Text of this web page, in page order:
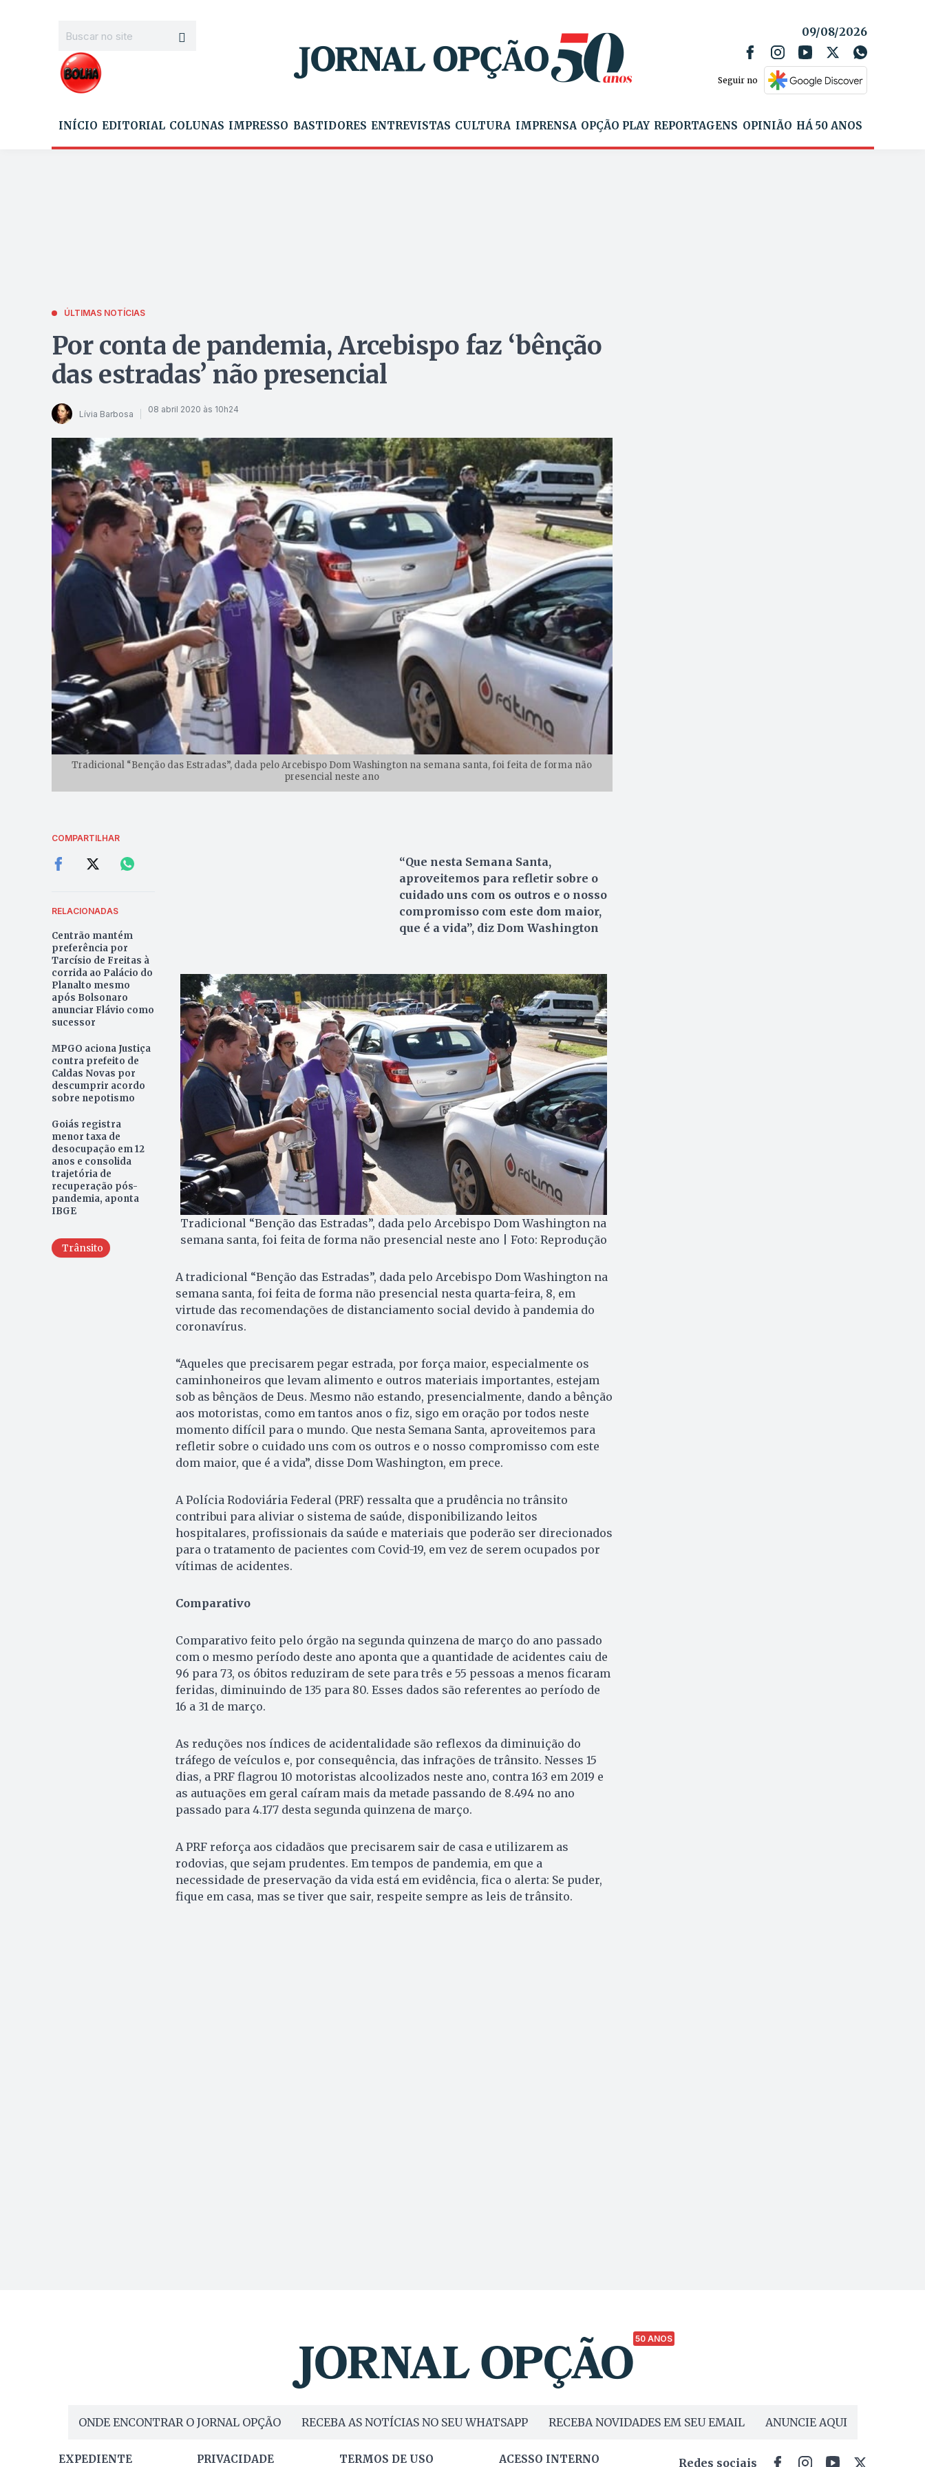
09/08/2026
Seguir no
INÍCIO EDITORIAL COLUNAS IMPRESSO BASTIDORES ENTREVISTAS CULTURA IMPRENSA OPÇÃO PLAY REPORTAGENS OPINIÃO HÁ 50 ANOS
ÚLTIMAS NOTÍCIAS
Por conta de pandemia, Arcebispo faz ‘bênção
das estradas’ não presencial
Lívia Barbosa 08 abril 2020 às 10h24
Tradicional “Benção das Estradas”, dada pelo Arcebispo Dom Washington na semana santa, foi feita de forma não
presencial neste ano
COMPARTILHAR
RELACIONADAS
Centrão mantém
preferência por
Tarcísio de Freitas à
corrida ao Palácio do
Planalto mesmo
após Bolsonaro
anunciar Flávio como
sucessor
MPGO aciona Justiça
contra prefeito de
Caldas Novas por
descumprir acordo
sobre nepotismo
Goiás registra
menor taxa de
desocupação em 12
anos e consolida
trajetória de
recuperação pós-
pandemia, aponta
IBGE
Trânsito
“Que nesta Semana Santa,
aproveitemos para refletir sobre o
cuidado uns com os outros e o nosso
compromisso com este dom maior,
que é a vida”, diz Dom Washington
Tradicional “Benção das Estradas”, dada pelo Arcebispo Dom Washington na
semana santa, foi feita de forma não presencial neste ano | Foto: Reprodução
A tradicional “Benção das Estradas”, dada pelo Arcebispo Dom Washington na
semana santa, foi feita de forma não presencial nesta quarta-feira, 8, em
virtude das recomendações de distanciamento social devido à pandemia do
coronavírus.
“Aqueles que precisarem pegar estrada, por força maior, especialmente os
caminhoneiros que levam alimento e outros materiais importantes, estejam
sob as bênçãos de Deus. Mesmo não estando, presencialmente, dando a bênção
aos motoristas, como em tantos anos o fiz, sigo em oração por todos neste
momento difícil para o mundo. Que nesta Semana Santa, aproveitemos para
refletir sobre o cuidado uns com os outros e o nosso compromisso com este
dom maior, que é a vida”, disse Dom Washington, em prece.
A Polícia Rodoviária Federal (PRF) ressalta que a prudência no trânsito
contribui para aliviar o sistema de saúde, disponibilizando leitos
hospitalares, profissionais da saúde e materiais que poderão ser direcionados
para o tratamento de pacientes com Covid-19, em vez de serem ocupados por
vítimas de acidentes.
Comparativo
Comparativo feito pelo órgão na segunda quinzena de março do ano passado
com o mesmo período deste ano aponta que a quantidade de acidentes caiu de
96 para 73, os óbitos reduziram de sete para três e 55 pessoas a menos ficaram
feridas, diminuindo de 135 para 80. Esses dados são referentes ao período de
16 a 31 de março.
As reduções nos índices de acidentalidade são reflexos da diminuição do
tráfego de veículos e, por consequência, das infrações de trânsito. Nesses 15
dias, a PRF flagrou 10 motoristas alcoolizados neste ano, contra 163 em 2019 e
as autuações em geral caíram mais da metade passando de 8.494 no ano
passado para 4.177 desta segunda quinzena de março.
A PRF reforça aos cidadãos que precisarem sair de casa e utilizarem as
rodovias, que sejam prudentes. Em tempos de pandemia, em que a
necessidade de preservação da vida está em evidência, fica o alerta: Se puder,
fique em casa, mas se tiver que sair, respeite sempre as leis de trânsito.
50 ANOS
ONDE ENCONTRAR O JORNAL OPÇÃO RECEBA AS NOTÍCIAS NO SEU WHATSAPP RECEBA NOVIDADES EM SEU EMAIL ANUNCIE AQUI
EXPEDIENTE PRIVACIDADE TERMOS DE USO ACESSO INTERNO Redes sociais